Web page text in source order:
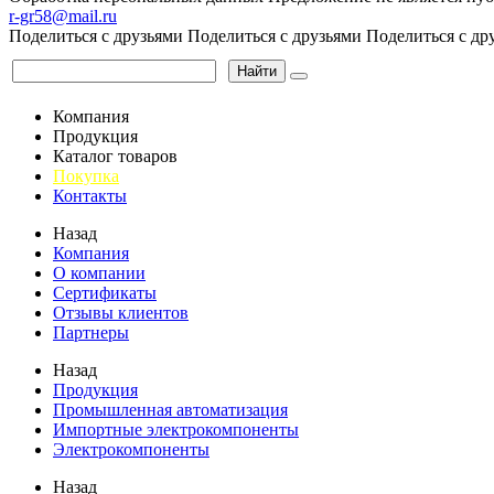
r-gr58@mail.ru
Поделиться с друзьями Поделиться с друзьями Поделиться с
Найти
Компания
Продукция
Каталог товаров
Покупка
Контакты
Назад
Компания
О компании
Сертификаты
Отзывы клиентов
Партнеры
Назад
Продукция
Промышленная автоматизация
Импортные электрокомпоненты
Электрокомпоненты
Назад